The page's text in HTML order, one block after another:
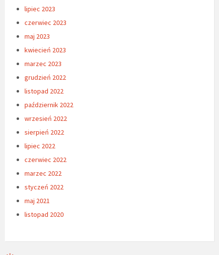
lipiec 2023
czerwiec 2023
maj 2023
kwiecień 2023
marzec 2023
grudzień 2022
listopad 2022
październik 2022
wrzesień 2022
sierpień 2022
lipiec 2022
czerwiec 2022
marzec 2022
styczeń 2022
maj 2021
listopad 2020